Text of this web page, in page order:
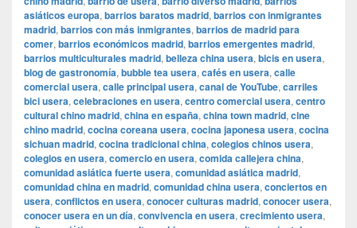
asiáticos europa, barrios baratos madrid, barrios con inmigrantes
madrid, barrios con más inmigrantes, barrios de madrid para
comer, barrios económicos madrid, barrios emergentes madrid,
barrios multiculturales madrid, belleza china usera, bicis en usera,
blog de gastronomía, bubble tea usera, cafés en usera, calle
comercial usera, calle principal usera, canal de YouTube, carriles
bici usera, celebraciones en usera, centro comercial usera, centro
cultural chino madrid, china en españa, china town madrid, cine
chino madrid, cocina coreana usera, cocina japonesa usera, cocina
sichuan madrid, cocina tradicional china, colegios chinos usera,
colegios en usera, comercio en usera, comida callejera china,
comunidad asiática fuerte usera, comunidad asiática madrid,
comunidad china en madrid, comunidad china usera, conciertos en
usera, conflictos en usera, conocer culturas madrid, conocer usera,
conocer usera en un día, convivencia en usera, crecimiento usera,